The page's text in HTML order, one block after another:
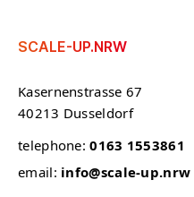
SCALE-UP.NRW
Kasernenstrasse 67
40213 Dusseldorf
telephone:0163 1553861
email: info@scale-up.nrw